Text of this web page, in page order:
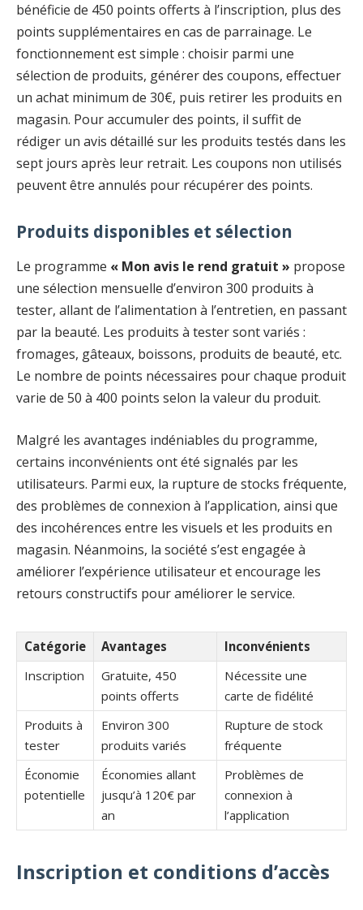
bénéficie de 450 points offerts à l’inscription, plus des
points supplémentaires en cas de parrainage. Le
fonctionnement est simple : choisir parmi une
sélection de produits, générer des coupons, effectuer
un achat minimum de 30€, puis retirer les produits en
magasin. Pour accumuler des points, il suffit de
rédiger un avis détaillé sur les produits testés dans les
sept jours après leur retrait. Les coupons non utilisés
peuvent être annulés pour récupérer des points.
Produits disponibles et sélection
Le programme « Mon avis le rend gratuit » propose
une sélection mensuelle d’environ 300 produits à
tester, allant de l’alimentation à l’entretien, en passant
par la beauté. Les produits à tester sont variés :
fromages, gâteaux, boissons, produits de beauté, etc.
Le nombre de points nécessaires pour chaque produit
varie de 50 à 400 points selon la valeur du produit.
Malgré les avantages indéniables du programme,
certains inconvénients ont été signalés par les
utilisateurs. Parmi eux, la rupture de stocks fréquente,
des problèmes de connexion à l’application, ainsi que
des incohérences entre les visuels et les produits en
magasin. Néanmoins, la société s’est engagée à
améliorer l’expérience utilisateur et encourage les
retours constructifs pour améliorer le service.
Catégorie Avantages
Inconvénients
Inscription
Gratuite, 450
points offerts
Nécessite une
carte de fidélité
Produits à
tester
Environ 300
produits variés
Rupture de stock
fréquente
Économie
potentielle
Économies allant
jusqu’à 120€ par
an
Problèmes de
connexion à
l’application
Inscription et conditions d’accès